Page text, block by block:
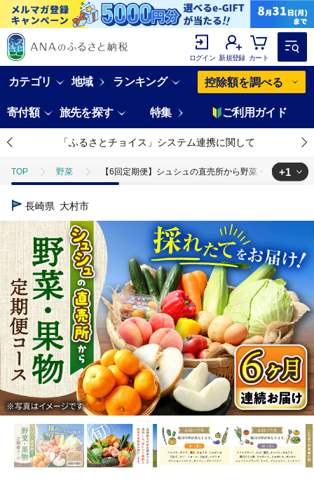
ログイン 新規登録 カート
カテゴリ 地域 ランキング 控除額を調べる
寄付額 旅先を探す 特集 ご利用ガイド
「ふるさとチョイス」システム連携に関して
TOP 野菜 【6回定期便】シュシュの直売所から野菜・果物定期
TOP
+1
長崎県 大村市